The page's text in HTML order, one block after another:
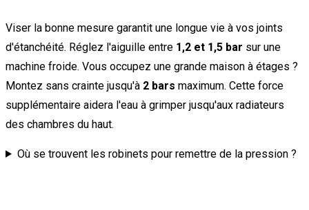
Viser la bonne mesure garantit une longue vie à vos joints
d'étanchéité. Réglez l'aiguille entre 1,2 et 1,5 bar sur une
machine froide. Vous occupez une grande maison à étages ?
Montez sans crainte jusqu'à 2 bars maximum. Cette force
supplémentaire aidera l'eau à grimper jusqu'aux radiateurs
des chambres du haut.
Où se trouvent les robinets pour remettre de la pression ?